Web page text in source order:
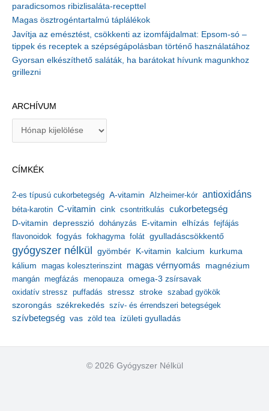
paradicsomos ribizlisaláta-recepttel
Magas ösztrogéntartalmú táplálékok
Javítja az emésztést, csökkenti az izomfájdalmat: Epsom-só –
tippek és receptek a szépségápolásban történő használatához
Gyorsan elkészíthető saláták, ha barátokat hívunk magunkhoz
grillezni
ARCHÍVUM
í
u
m
CÍMKÉK
2-es típusú cukorbetegség A-vitamin Alzheimer-kór antioxidáns
béta-karotin C-vitamin cink csontritkulás cukorbetegség
D-vitamin depresszió dohányzás E-vitamin elhízás fejfájás
flavonoidok fogyás fokhagyma folát gyulladáscsökkentő
gyógyszer nélkül gyömbér K-vitamin kalcium kurkuma
kálium magas koleszterinszint magas vérnyomás magnézium
mangán megfázás menopauza omega-3 zsírsavak
oxidatív stressz puffadás stressz stroke szabad gyökök
szorongás székrekedés szív- és érrendszeri betegségek
szívbetegség vas zöld tea ízületi gyulladás
© 2026 Gyógyszer Nélkül